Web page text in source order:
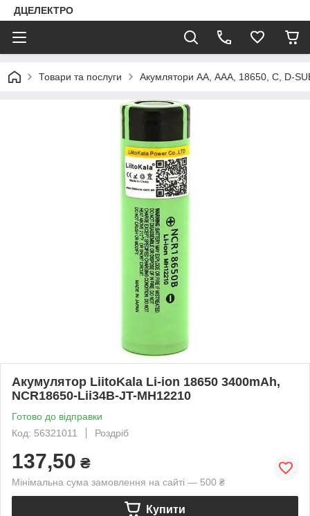
ДЦЕЛЕКТРО
Товари та послуги Акумлятори АА, ААА, 18650, C, D-
Акумулятор LiitoKala Li-ion 18650 3400mAh,
NCR18650-Lii34B-JT-MH12210
Готово до відправки
Код: 56321011
Роздріб
137,50 ₴
Мінімальна сума замовлення на сайті — 500 ₴
Купити